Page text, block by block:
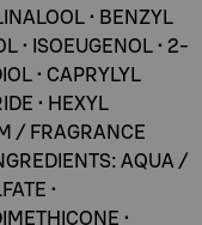
• BENZYL
• ISOEUGENOL • 2-
• CAPRYLYL
• HEXYL
/ FRAGRANCE
AQUA /
•
•